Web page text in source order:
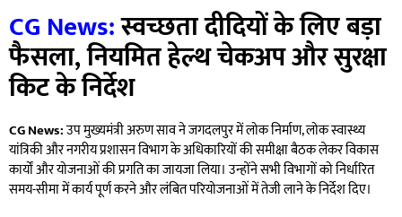
CG News:स्वच्छता दीदियों के लिए बड़ा
फैसला, नियमित हेल्थ चेकअप और सुरक्षा
किट के निर्देश
CG News:उप मुख्यमंत्री अरुण साव ने जगदलपुर में लोक निर्माण, लोक स्वास्थ्य
यांत्रिकी और नगरीय प्रशासन विभाग के अधिकारियों की समीक्षा बैठक लेकर विकास
कार्यों और योजनाओं की प्रगति का जायजा लिया। उन्होंने सभी विभागों को निर्धारित
समय-सीमा में कार्य पूर्ण करने और लंबित परियोजनाओं में तेजी लाने के निर्देश दिए।